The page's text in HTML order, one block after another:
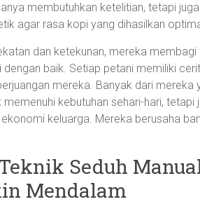
membutuhkan ketelitian, tetapi
agar rasa kopi yang dihasilkan
dan ketekunan, mereka
baik. Setiap petani memiliki
mereka. Banyak dari mereka
memenuhi kebutuhan sehari-hari,
keluarga. Mereka berusaha
Seduh
Mendalam